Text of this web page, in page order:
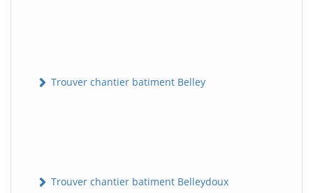
Trouver chantier batiment Belley
Trouver chantier batiment Belleydoux